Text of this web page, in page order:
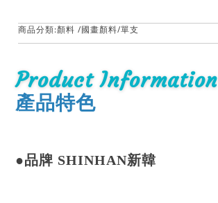
商品分類:顏料 /國畫顏料/單支
Product Information
產品特色
●品牌 SHINHAN新韓